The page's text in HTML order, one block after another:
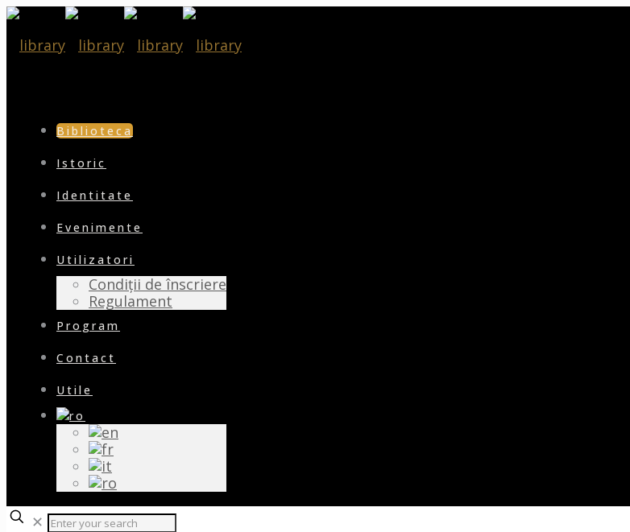
Biblioteca
Istoric
Identitate
Evenimente
Utilizatori
Condiții de înscriere
Regulament
Program
Contact
Utile
✕